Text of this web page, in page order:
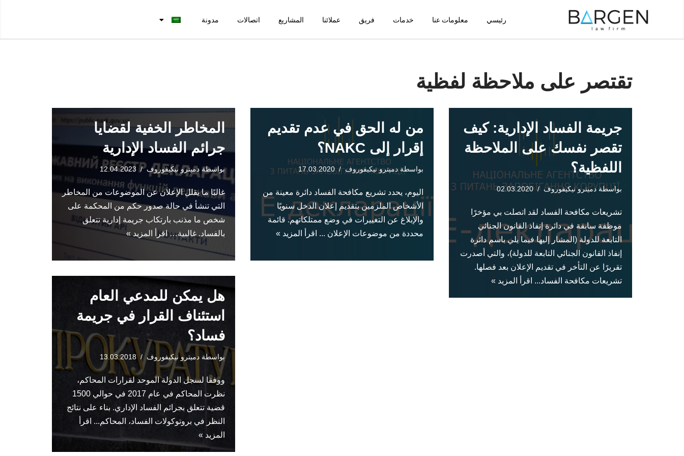
رئيسي معلومات عنا خدمات فريق عملائنا المشاريع اتصالات مدونة
تقتصر على ملاحظة لفظية
المخاطر الخفية لقضايا
جرائم الفساد الإدارية
بواسطة دميترو نيكيفوروف 12.04.2023
غالبًا ما يقلل الإعلان عن الموضوعات من المخاطر
التي تنشأ في حالة صدور حكم من المحكمة على
شخص ما مذنب بارتكاب جريمة إدارية تتعلق
بالفساد. غالبية…اقرأ المزيد »
من له الحق في عدم تقديم
إقرار إلى NAKC؟
بواسطةدميترو نيكيفوروف 17.03.2020
اليوم، يحدد تشريع مكافحة الفساد دائرة معينة من
الأشخاص الملزمين بتقديم إعلان الدخل سنويًا
والإبلاغ عن التغييرات في وضع ممتلكاتهم. قائمة
محددة من موضوعات الإعلان ... اقرأ المزيد »
جريمة الفساد الإدارية: كيف
تقصر نفسك على الملاحظة
اللفظية؟
بواسطةدميترو نيكيفوروف 02.03.2020
تشريعات مكافحة الفساد لقد اتصلت بي مؤخرًا
موظفة سابقة في دائرة إنفاذ القانون الجنائي
التابعة للدولة (المشار إليها فيما يلي باسم دائرة
إنفاذ القانون الجنائي التابعة للدولة)، والتي أصدرت
تقريرًا عن التأخر في تقديم الإعلان بعد فصلها.
تشريعات مكافحة الفساد... اقرأ المزيد »
هل يمكن للمدعي العام
استئناف القرار في جريمة
فساد؟
بواسطة دميترو نيكيفوروف 13.03.2018
ووفقا لسجل الدولة الموحد لقرارات المحاكم،
نظرت المحاكم في عام 2017 في حوالي 1500
قضية تتعلق بجرائم الفساد الإداري. بناء على نتائج
النظر في بروتوكولات الفساد، المحاكم... اقرأ
المزيد »